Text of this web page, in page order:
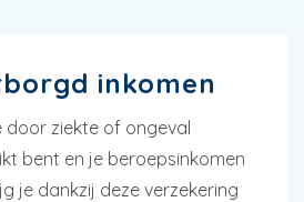
inkomen
door ziekte of ongeval
bent en je beroepsinkomen
je dankzij deze verzekering